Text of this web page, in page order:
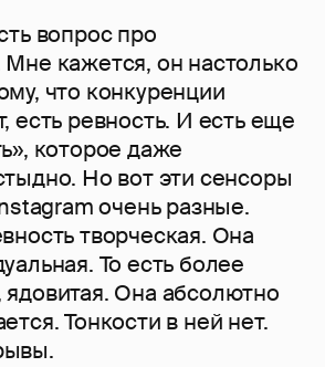
вопрос про
кажется, он настолько
что конкуренции
есть ревность. И есть еще
которое даже
Но вот эти сенсоры
очень разные.
творческая. Она
То есть более
Она абсолютно
Тонкости в ней нет.